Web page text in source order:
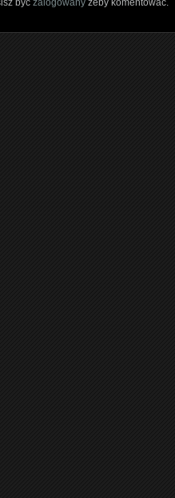
być zalogowany żeby komentować.